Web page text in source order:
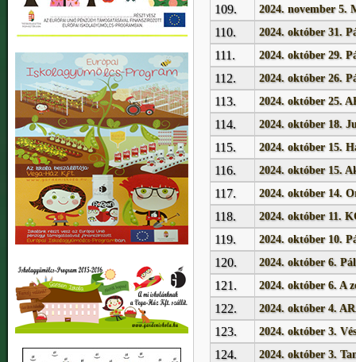
109. 2024. november 5.
110. 2024. október 31.
111. 2024. október 29.
112. 2024. október 26.
113. 2024. október 25.
114. 2024. október 18.
115. 2024. október 15.
116. 2024. október 15.
117. 2024. október 14.
118. 2024. október 11.
119. 2024. október 10.
120. 2024. október 6.
121. 2024. október 6. A
122. 2024. október 4.
123. 2024. október 3.
124. 2024. október 3.